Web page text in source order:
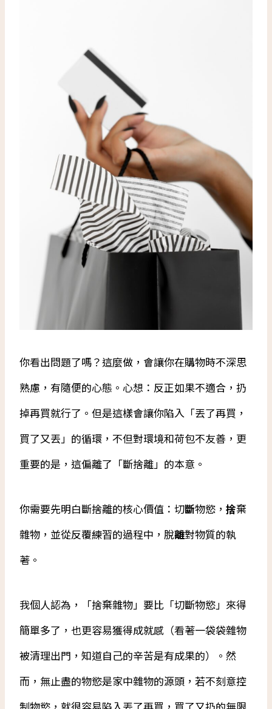
你看出問題了嗎？這麼做，會讓你在購物時不深思
熟慮，有隨便的心態。心想：反正如果不適合，扔
掉再買就行了。但是這樣會讓你陷入「丟了再買，
買了又丟」的循環，不但對環境和荷包不友善，更
重要的是，這偏離了「斷捨離」的本意。
你需要先明白斷捨離的核心價值：切斷物慾， 捨棄
雜物，並從反覆練習的過程中，脫離對物質的執
著。
我個人認為，「捨棄雜物」要比「切斷物慾」來得
簡單多了，也更容易獲得成就感（看著一袋袋雜物
被清理出門，知道自己的辛苦是有成果的）。然
而，無止盡的物慾是家中雜物的源頭，若不刻意控